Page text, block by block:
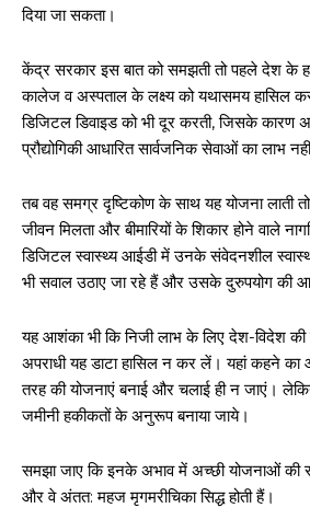
दिया जा सकता।
केंद्र सरकार इस बात को समझती तो पहले देश के
कालेज व अस्पताल के लक्ष्य को यथासमय हासिल
डिजिटल डिवाइड को भी दूर करती, जिसके
प्रौद्योगिकी आधारित सार्वजनिक सेवाओं का लाभ
तब वह समग्र दृष्टिकोण के साथ यह योजना लाती तो
जीवन मिलता और बीमारियों के शिकार होने वाले
डिजिटल स्वास्थ्य आईडी में उनके संवेदनशील
भी सवाल उठाए जा रहे हैं और उसके दुरुपयोग की
यह आशंका भी कि निजी लाभ के लिए देश-विदेश की
अपराधी यह डाटा हासिल न कर लें। यहां कहने
तरह की योजनाएं बनाई और चलाई ही न जाएं।
जमीनी हकीकतों के अनुरूप बनाया जाये।
समझा जाए कि इनके अभाव में अच्छी योजनाओं की
और वे अंतत: महज मृगमरीचिका सिद्ध होती हैं।